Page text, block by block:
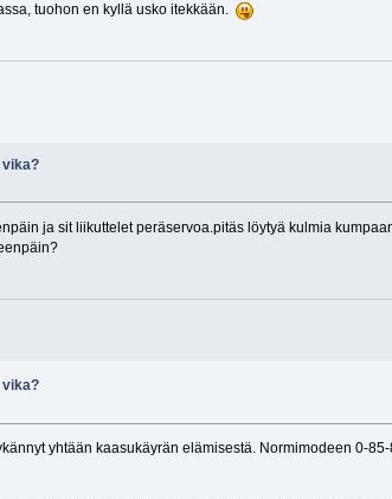
tuohon en kyllä usko itekkään.
vika?
ja sit liikuttelet peräservoa.pitäs löytyä kulmia
vika?
yhtään kaasukäyrän elämisestä. Normimodeen 0-